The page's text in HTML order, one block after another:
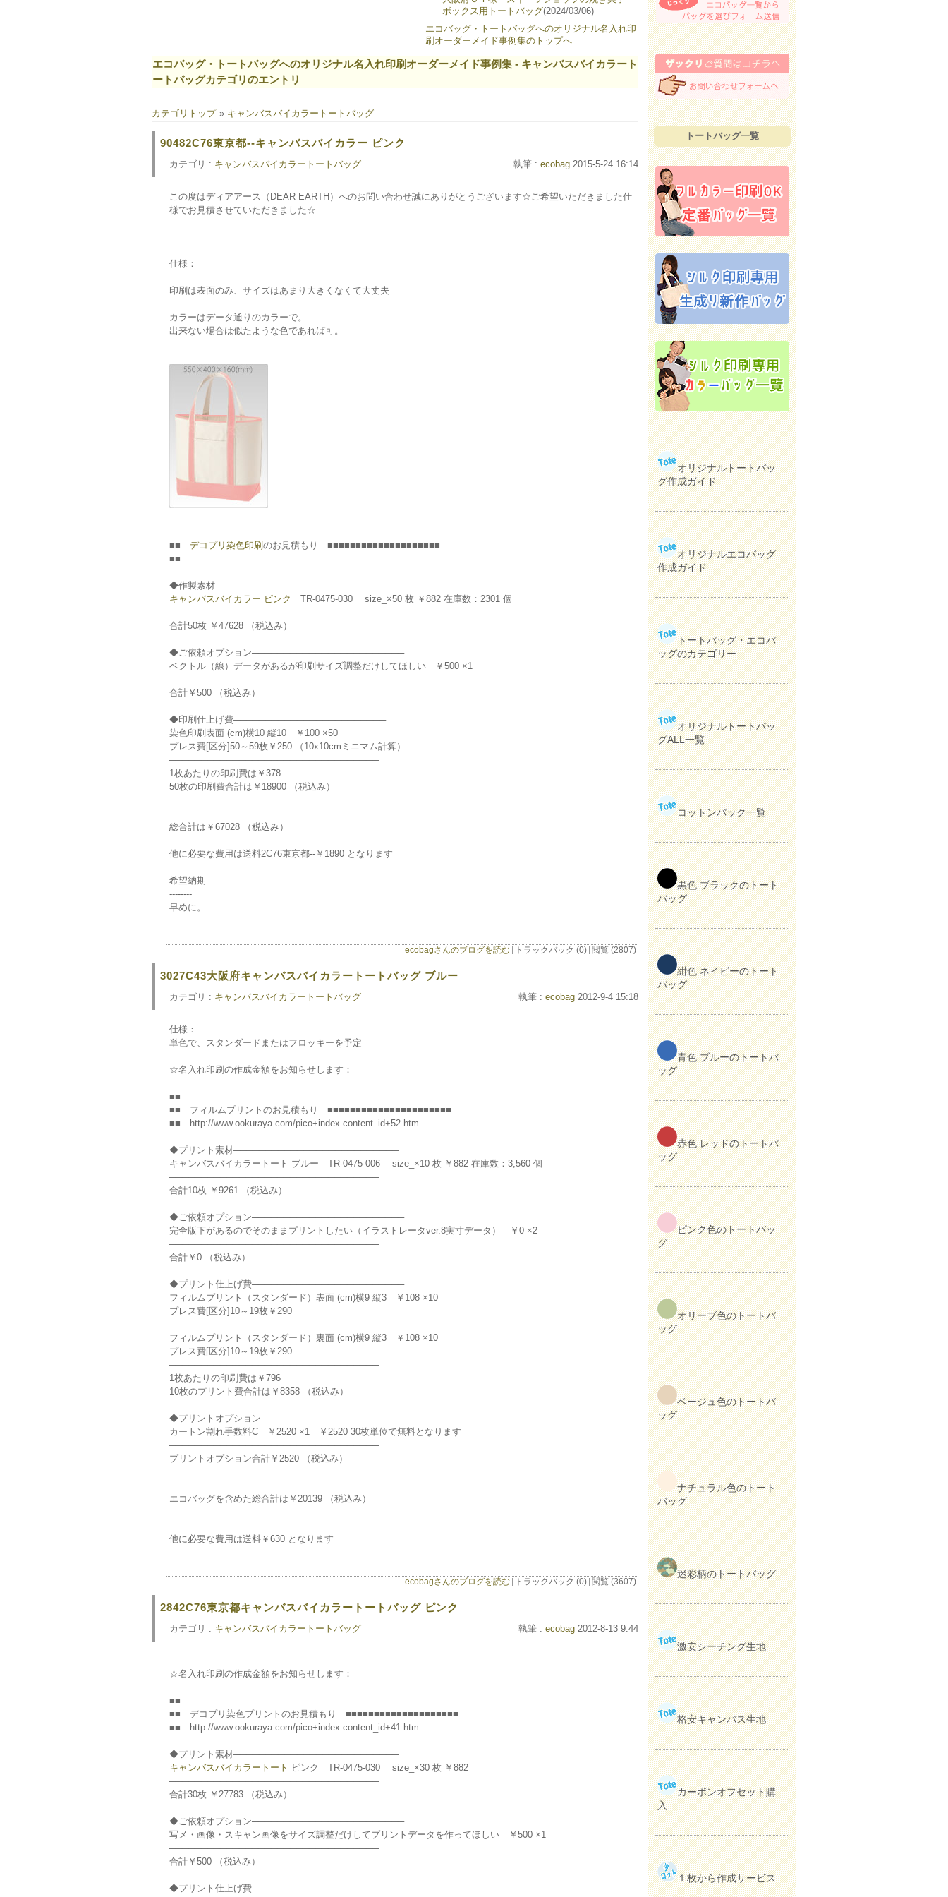
ボックス用トートバッグ(2024/03/06)
エコバッグ・トートバッグへのオリジナル名入れ印
刷オーダーメイド事例集のトップへ
エコバッグ・トートバッグへのオリジナル名入れ印刷オーダーメイド事例集 - キャンバスバイカラート
ートバッグカテゴリのエントリ
カテゴリトップ » キャンバスバイカラートートバッグ
90482C76東京都--キャンバスバイカラー ピンク
カテゴリ : キャンバスバイカラートートバッグ 執筆 : ecobag 2015-5-24 16:14
この度はディアアース（DEAR EARTH）へのお問い合わせ誠にありがとうございます☆ご希望いただきました仕
様でお見積させていただきました☆
仕様：
印刷は表面のみ、サイズはあまり大きくなくて大丈夫
カラーはデータ通りのカラーで。
出来ない場合は似たような色であれば可。
■■ デコプリ染色印刷 のお見積もり ■■■■■■■■■■■■■■■■■■■■
■■
◆作製素材──────────────────────────
キャンバスバイカラー ピンク
TR-0475-030 size_×50 枚 ￥882 在庫数：2301 個
─────────────────────────────────
合計50枚 ￥47628 （税込み）
◆ご依頼オプション────────────────────────
ベクトル（線）データがあるが印刷サイズ調整だけしてほしい ￥500 ×1
─────────────────────────────────
合計￥500 （税込み）
◆印刷仕上げ費────────────────────────
染色印刷表面 (cm)横10 縦10 ￥100 ×50
プレス費[区分]50～59枚￥250 （10x10cmミニマム計算）
─────────────────────────────────
1枚あたりの印刷費は￥378
50枚の印刷費合計は￥18900 （税込み）
─────────────────────────────────
総合計は￥67028 （税込み）
他に必要な費用は送料2C76東京都--￥1890 となります
希望納期
--------
早めに。
ecobagさんのブログを読む トラックバック (0) 閲覧 (2807)
3027C43大阪府キャンバスバイカラートートバッグ ブルー
カテゴリ : キャンバスバイカラートートバッグ 執筆 : ecobag 2012-9-4 15:18
仕様：
単色で、スタンダードまたはフロッキーを予定
☆名入れ印刷の作成金額をお知らせします：
■■
■■ フィルムプリントのお見積もり ■■■■■■■■■■■■■■■■■■■■■■
■■ http://www.ookuraya.com/pico+index.content_id+52.htm
◆プリント素材──────────────────────────
キャンバスバイカラートート ブルー TR-0475-006 size_×10 枚 ￥882 在庫数：3,560 個
─────────────────────────────────
合計10枚 ￥9261 （税込み）
◆ご依頼オプション────────────────────────
完全版下があるのでそのままプリントしたい（イラストレータver.8実寸データ） ￥0 ×2
─────────────────────────────────
合計￥0 （税込み）
◆プリント仕上げ費────────────────────────
フィルムプリント（スタンダード）表面 (cm)横9 縦3 ￥108 ×10
プレス費[区分]10～19枚￥290
フィルムプリント（スタンダード）裏面 (cm)横9 縦3 ￥108 ×10
プレス費[区分]10～19枚￥290
─────────────────────────────────
1枚あたりの印刷費は￥796
10枚のプリント費合計は￥8358 （税込み）
◆プリントオプション───────────────────────
カートン割れ手数料C ￥2520 ×1 ￥2520 30枚単位で無料となります
─────────────────────────────────
プリントオプション合計￥2520 （税込み）
─────────────────────────────────
エコバッグを含めた総合計は￥20139 （税込み）
他に必要な費用は送料￥630 となります
ecobagさんのブログを読む トラックバック (0) 閲覧 (3607)
2842C76東京都キャンバスバイカラートートバッグ ピンク
カテゴリ : キャンバスバイカラートートバッグ 執筆 : ecobag 2012-8-13 9:44
☆名入れ印刷の作成金額をお知らせします：
■■
■■ デコプリ染色プリントのお見積もり ■■■■■■■■■■■■■■■■■■■■
■■ http://www.ookuraya.com/pico+index.content_id+41.htm
◆プリント素材──────────────────────────
キャンバスバイカラートート ピンク TR-0475-030 size_×30 枚 ￥882
─────────────────────────────────
合計30枚 ￥27783 （税込み）
◆ご依頼オプション────────────────────────
写メ・画像・スキャン画像をサイズ調整だけしてプリントデータを作ってほしい ￥500 ×1
─────────────────────────────────
合計￥500 （税込み）
◆プリント仕上げ費────────────────────────
トートバッグ一覧
オリジナルトートバッ
グ作成ガイド
オリジナルエコバッグ
作成ガイド
トートバッグ・エコバ
ッグのカテゴリー
オリジナルトートバッ
グALL一覧
コットンバック一覧
黒色 ブラックのトート
バッグ
紺色 ネイビーのトート
バッグ
青色 ブルーのトートバ
ッグ
赤色 レッドのトートバ
ッグ
ピンク色のトートバッ
グ
オリーブ色のトートバ
ッグ
ベージュ色のトートバ
ッグ
ナチュラル色のトート
バッグ
迷彩柄のトートバッグ
激安シーチング生地
格安キャンバス生地
カーボンオフセット購
入
１枚から作成サービス